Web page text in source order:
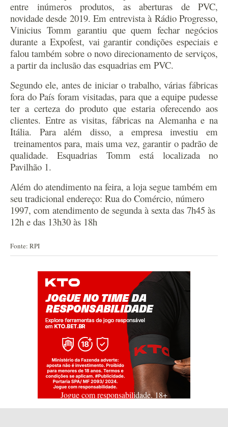
entre inúmeros produtos, as aberturas de PVC,
novidade desde 2019. Em entrevista à Rádio Progresso,
Vinicius Tomm garantiu que quem fechar negócios
durante a Expofest, vai garantir condições especiais e
falou também sobre o novo direcionamento de serviços,
a partir da inclusão das esquadrias em PVC.
Segundo ele, antes de iniciar o trabalho, várias fábricas
fora do País foram visitadas, para que a equipe pudesse
ter a certeza do produto que estaria oferecendo aos
clientes. Entre as visitas, fábricas na Alemanha e na
Itália. Para além disso, a empresa investiu em
treinamentos para, mais uma vez, garantir o padrão de
qualidade. Esquadrias Tomm está localizada no
Pavilhão 1.
Além do atendimento na feira, a loja segue também em
seu tradicional endereço: Rua do Comércio, número
1997, com atendimento de segunda à sexta das 7h45 às
12h e das 13h30 às 18h
Fonte: RPI
Jogue com responsabilidade. 18+